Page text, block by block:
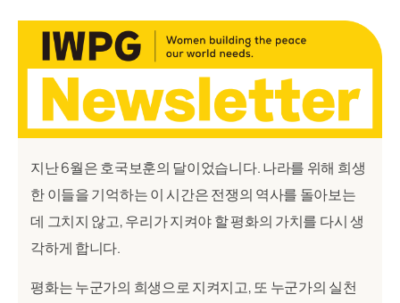
지난 6월은 호국보훈의 달이었습니다. 나라를 위해 희생
한 이들을 기억하는 이 시간은 전쟁의 역사를 돌아보는
데 그치지 않고, 우리가 지켜야 할 평화의 가치를 다시 생
각하게 합니다.
평화는 누군가의 희생으로 지켜지고, 또 누군가의 실천